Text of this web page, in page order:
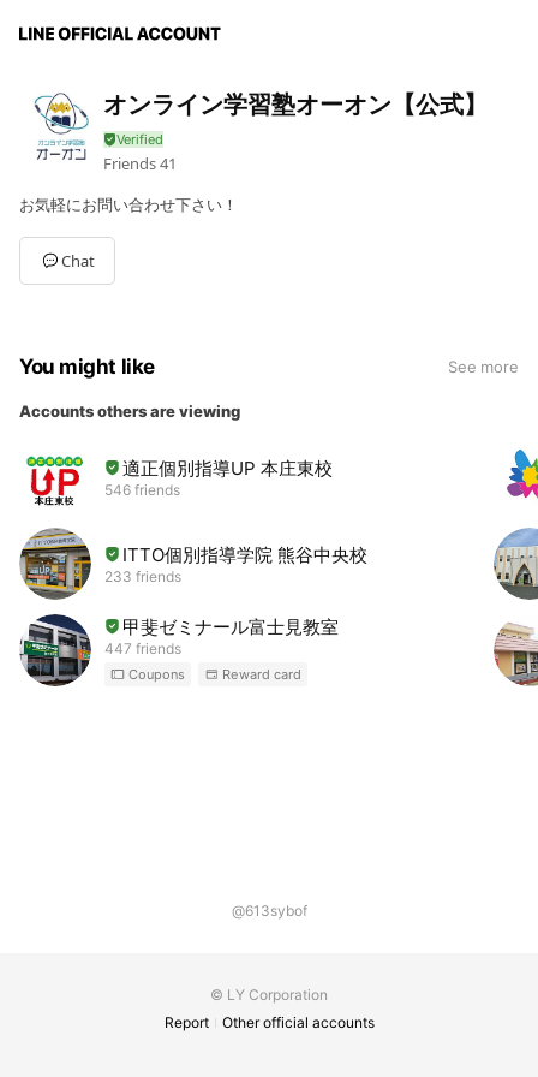
オンライン学習塾オーオン【公式】
Friends41
お気軽にお問い合わせ下さい！
Chat
You might like See more
Accounts others are viewing
適正個別指導UP 本庄東校
546 friends
ITTO個別指導学院 熊谷中央校
233 friends
甲斐ゼミナール富士見教室
447 friends
Coupons Reward card
@613sybof
© LY Corporation
Report
Other official accounts